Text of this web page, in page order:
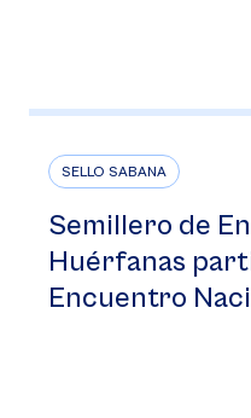
SELLO SABANA
Semillero de
Huérfanas
Encuentro